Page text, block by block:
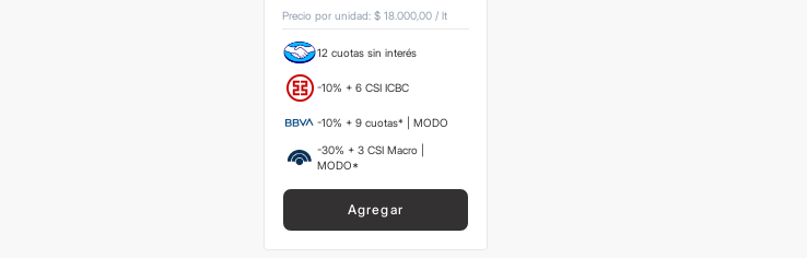
Precio por unidad: $ 18.000,00/ lt
12 cuotas sin interés
-10% + 6 CSI ICBC
-10% + 9 cuotas* | MODO
-30% + 3 CSI Macro |
MODO*
Agregar